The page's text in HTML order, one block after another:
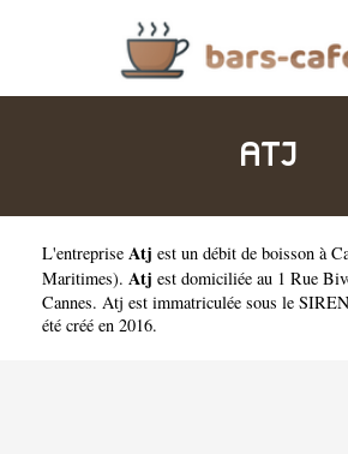
ATJ
L'entreprise Atj est un débit de boisson à
Maritimes). Atj est domiciliée au 1 Rue
Cannes. Atj est immatriculée sous le
été créé en 2016.